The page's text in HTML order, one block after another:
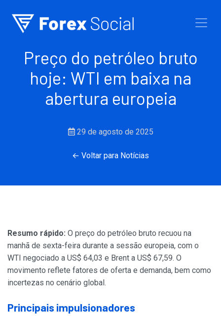
Preço do petróleo bruto
hoje: WTI em baixa na
abertura europeia
29 de agosto de 2025
← Voltar para Notícias
Resumo rápido: O preço do petróleo bruto recuou na
manhã de sexta-feira durante a sessão europeia, com o
WTI negociado a US$ 64,03 e Brent a US$ 67,59. O
movimento reflete fatores de oferta e demanda, bem como
incertezas no cenário global.
Principais impulsionadores